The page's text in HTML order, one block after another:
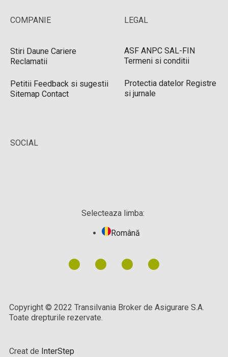
COMPANIE
Stiri Daune Cariere
Reclamatii
Petitii Feedback si sugestii
Sitemap Contact
LEGAL
ASF ANPC SAL-FIN
Termeni si conditii
Protectia datelor Registre
si jurnale
SOCIAL
Selecteaza limba:
Română
Copyright © 2022 Transilvania Broker de Asigurare S.A.
Toate drepturile rezervate.
Creat de InterStep